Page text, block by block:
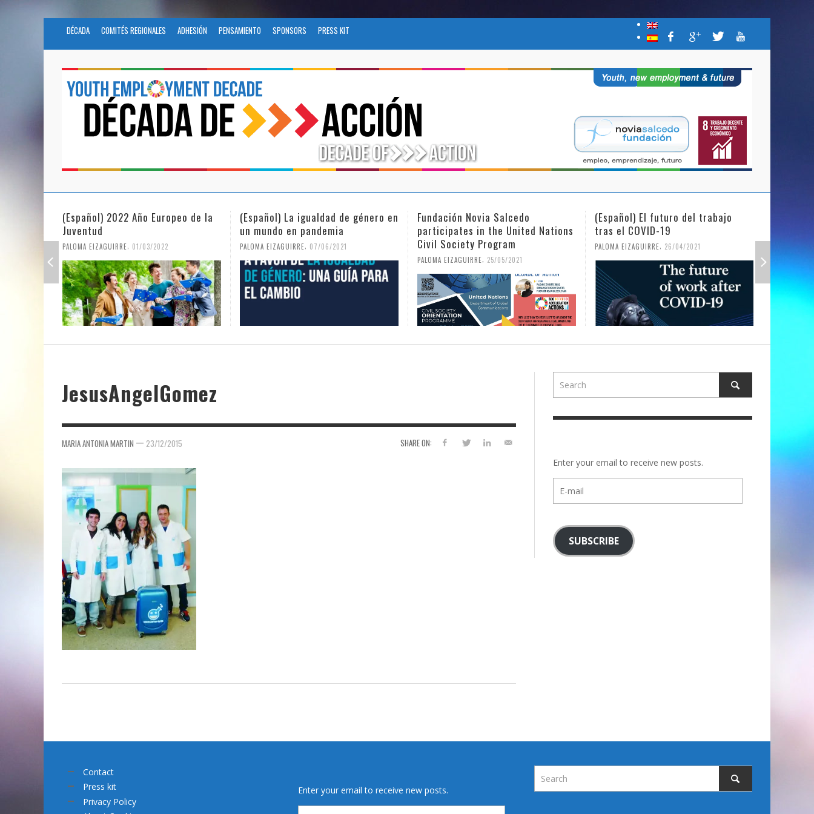
DÉCADA COMITÉS REGIONALES ADHESIÓN PENSAMIENTO SPONSORS PRESS KIT
(Español) 2022 Año Europeo de la
Juventud
PALOMA EIZAGUIRRE 01/03/2022
(Español) La igualdad de género en
un mundo en pandemia
PALOMA EIZAGUIRRE 07/06/2021
Fundación Novia Salcedo
participates in the United Nations
Civil Society Program
PALOMA EIZAGUIRRE 25/05/2021
(Español) El futuro del trabajo
tras el COVID-19
PALOMA EIZAGUIRRE 26/04/2021
JesusAngelGomez
SHARE ON:
MARIA ANTONIA MARTIN — 23/12/2015
Enter your email to receive new posts.
mail
SUBSCRIBE
Contact
Press kit
Privacy Policy
Enter your email to receive new posts.